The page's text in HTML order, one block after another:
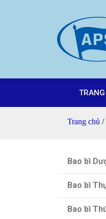
Trang chủ /
Bao bì
Bao bì
Bao bì